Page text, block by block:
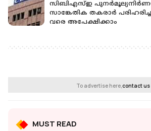
സിബിഎസ്‌ഇ
സാങ്കേതിക തകരാര്‍
വരെ അപേക്ഷിക്കാം
To advertise here,contact us
MUST READ